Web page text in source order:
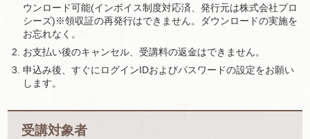
ウンロード可能(インボイス制度対応済、発行元は株式会社プロ
シーズ)※領収証の再発行はできません。ダウンロードの実施を
お忘れなく。
お支払い後のキャンセル、受講料の返金はできません。
申込み後、すぐにログインIDおよびパスワードの設定をお願い
します。
受講対象者